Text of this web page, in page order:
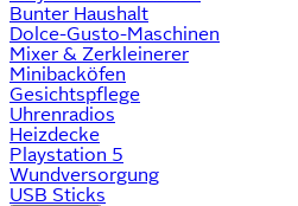
Bunter Haushalt
Dolce-Gusto-Maschinen
Mixer & Zerkleinerer
Minibacköfen
Gesichtspflege
Uhrenradios
Heizdecke
Playstation 5
Wundversorgung
USB Sticks